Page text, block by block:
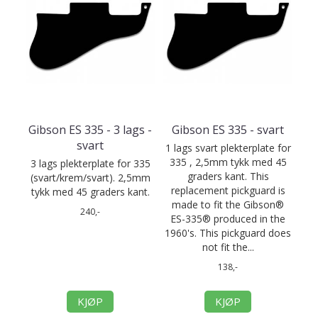
Gibson ES 335 - 3 lags -
svart
3 lags plekterplate for 335
(svart/krem/svart). 2,5mm
tykk med 45 graders kant.
240,-
KJØP
Gibson ES 335 - svart
1 lags svart plekterplate for
335 , 2,5mm tykk med 45
graders kant. This
replacement pickguard is
made to fit the Gibson®
ES-335® produced in the
1960's. This pickguard does
not fit the...
138,-
KJØP